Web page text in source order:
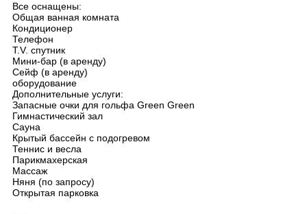
Все оснащены:
Общая ванная комната
Кондиционер
Телефон
T.V. спутник
Мини-бар (в аренду)
Сейф (в аренду)
оборудование
Дополнительные услуги:
Запасные очки для гольфа Green Green
Гимнастический зал
Сауна
Крытый бассейн с подогревом
Теннис и весла
Парикмахерская
Массаж
Няня (по запросу)
Открытая парковка